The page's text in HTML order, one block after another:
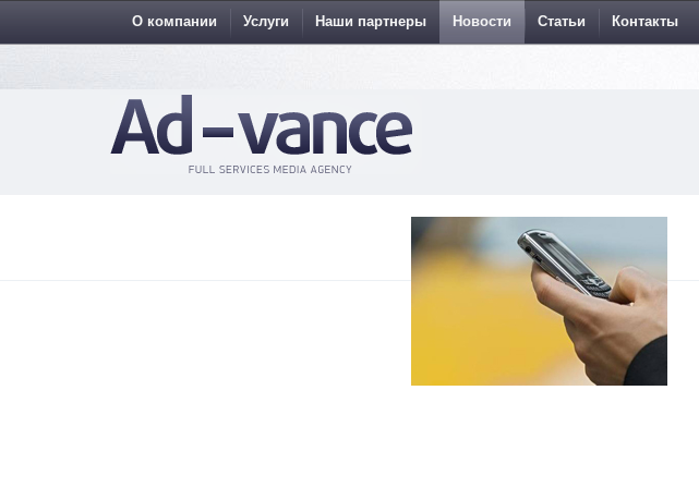
О компании Услуги Наши партнеры Новости Статьи Контакты